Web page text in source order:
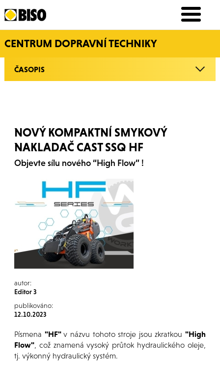
CENTRUM DOPRAVNÍ TECHNIKY
ČASOPIS
NOVÝ KOMPAKTNÍ SMYKOVÝ
NAKLADAČ CAST SSQ HF
Objevte sílu nového “High Flow” !
autor:
Editor 3
publikováno:
12.10.2023
Písmena "HF"v názvu tohoto stroje jsou zkratkou"High
Flow", což znamená vysoký průtok hydraulického oleje,
tj. výkonný hydraulický systém.